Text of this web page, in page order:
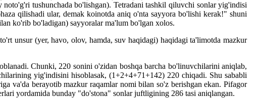
tushunchada bo'lishgan). Tetradani tashkil qiluvchi sonlar yig'indisi
qilishadi ular, demak koinotda aniq o'nta sayyora bo'lishi kerak!" shuni
ko'rib bo'ladigan) sayyoralar ma'lum bo'lgan xolos.
unsur (yer, havo, olov, hamda, suv haqidagi) haqidagi ta'limotda mazkur
Chunki, 220 sonini o'zidan boshqa barcha bo'linuvchilarini aniqlab,
yig'indisini hisoblasak, (1+2+4+71+142) 220 chiqadi. Shu sababli
va'da berayotib mazkur raqamlar nomi bilan so'z berishgan ekan. Pifagor
yordamida bunday "do'stona" sonlar juftligining 286 tasi aniqlangan.